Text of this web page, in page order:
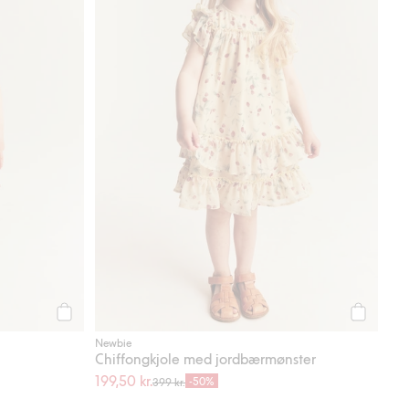
Newbie
Chiffongkjole med jordbærmønster
199,50 kr.399 kr. -50%